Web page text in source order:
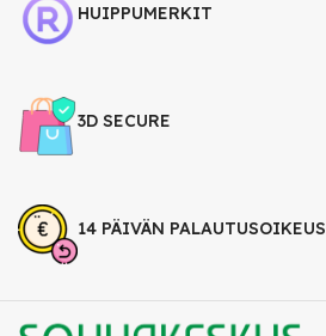
HUIPPUMERKIT
3D SECURE
14 PÄIVÄN PALAUTUSOIKEUS